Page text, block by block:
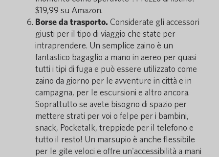
$19,99 su Amazon.
Borse da trasporto. Considerate gli accessori
giusti per il tipo di viaggio che state per
intraprendere. Un semplice zaino è un
fantastico bagaglio a mano in aereo per quasi
tutti i tipi di fuga e può essere utilizzato come
zaino da giorno per le avventure in città e in
campagna, per le escursioni e altro ancora.
Soprattutto se avete bisogno di spazio per
mettere strati per voi o felpe per i bambini,
snack, Pocketalk, treppiede per il telefono e
tutto il resto! Un marsupio è anche flessibile
per le gite veloci e offre un'accessibilità a mani